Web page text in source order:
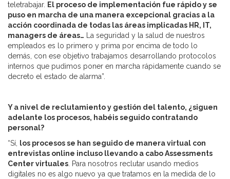
teletrabajar. El proceso de implementación fue rápido y se
puso en marcha de una manera excepcional gracias a la
acción coordinada de todas las áreas implicadas HR, IT,
managers de áreas… La seguridad y la salud de nuestros
empleados es lo primero y prima por encima de todo lo
demás, con ese objetivo trabajamos desarrollando protocolos
internos que pudimos poner en marcha rápidamente cuando se
decreto el estado de alarma”.
Y a nivel de reclutamiento y gestión del talento, ¿siguen
adelante los procesos, habéis seguido contratando
personal?
“Sí,
los procesos se han seguido de manera virtual con
entrevistas online incluso llevando a cabo Assessments
Center virtuales . Para nosotros reclutar usando medios
digitales no es algo nuevo ya que tratamos en la medida de lo